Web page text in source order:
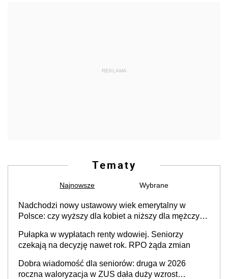
REKLAMA
Tematy
Najnowsze Wybrane
Nadchodzi nowy ustawowy wiek emerytalny w
Polsce: czy wyższy dla kobiet a niższy dla mężczyzn
Pułapka w wypłatach renty wdowiej. Seniorzy
czekają na decyzję nawet rok. RPO żąda zmian
Dobra wiadomość dla seniorów: druga w 2026
roczna waloryzacja w ZUS dała duży wzrost